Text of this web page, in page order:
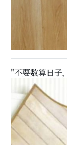
"不要数算日子